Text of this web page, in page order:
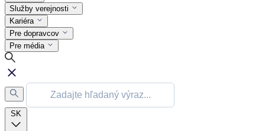
Služby verejnosti
Kariéra
Pre dopravcov
Pre média
SK